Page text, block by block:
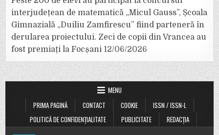
interjudețean de matematică „Micul Gauss”, Școala
Gimnazială „Duiliu Zamfirescu” fiind parteneră în
derularea proiectului. Zeci de copii din Vrancea au
fost premiați la Focșani 12/06/2026
MENU
PRIMA PAGINĂ
CONTACT COOKIE
ISSN / ISSN-L
POLITICĂ DE CONFIDENȚIALITATE
PUBLICITATE REDACȚIA